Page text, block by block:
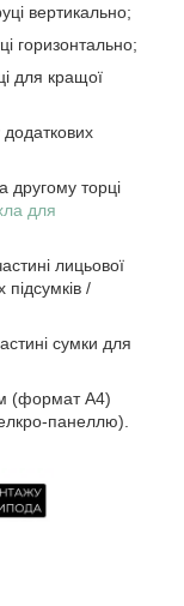
вертикально;
горизонтально;
для кращої
другому торці
для
лицьової
/
сумки для
(формат А4)
панеллю).